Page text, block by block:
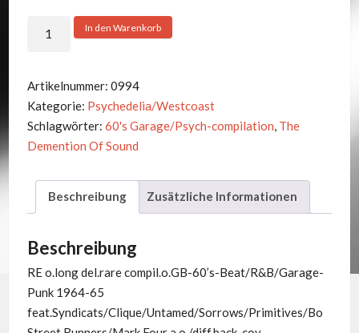
OF
SOUND,
THE
Menge
In den Warenkorb
Artikelnummer: 0994
Kategorie: Psychedelia/Westcoast
Schlagwörter: 60's Garage/Psych-compilation, The
Demention Of Sound
Beschreibung Zusätzliche Informationen
Beschreibung
RE o.long del.rare compil.o.GB-60’s-Beat/R&B/Garage-
Punk 1964-65
feat.Syndicats/Clique/Untamed/Sorrows/Primitives/Bo